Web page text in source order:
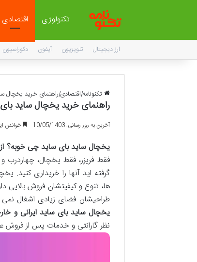
تکنولوژی اقتصادی
ارز دیجیتال تلویزیون آیفون دکوراسیون
تکنونامه|اقتصادی|راهنمای خرید یخچال
راهنمای خرید یخچال ساید بای
آخرین به روز رسانی: 10/05/1403 خواندن این
یخچال ساید بای ساید چی خوبه؟
فقط فریزر، فقط یخچال، چهاردرب و
گرفته اید آنها را خریداری
ها، تنوع و کیفیتشان فروش بالایی
طراحیشان فضای زیادی اشغال نمی
یخچال ساید بای ساید ایرانی و
نظر گارانتی و خدمات پس از فروش